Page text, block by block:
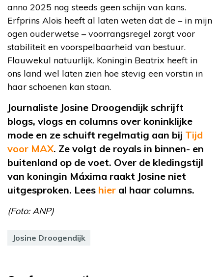
anno 2025 nog steeds geen schijn van kans.
Erfprins Aloïs heeft al laten weten dat de – in mijn
ogen ouderwetse – voorrangsregel zorgt voor
stabiliteit en voorspelbaarheid van bestuur.
Flauwekul natuurlijk. Koningin Beatrix heeft in
ons land wel laten zien hoe stevig een vorstin in
haar schoenen kan staan.
Journaliste Josine Droogendijk schrijft
blogs, vlogs en columns over koninklijke
mode en ze schuift regelmatig aan bij Tijd
voor MAX. Ze volgt de royals in binnen- en
buitenland op de voet. Over de kledingstijl
van koningin Máxima raakt Josine niet
uitgesproken. Lees hier al haar columns.
(Foto: ANP)
Josine Droogendijk